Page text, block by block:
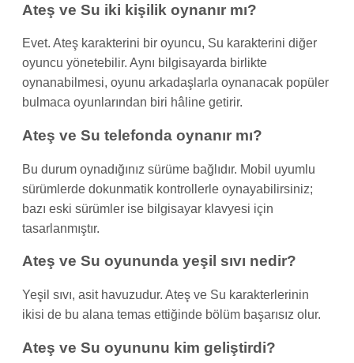
Ateş ve Su iki kişilik oynanır mı?
Evet. Ateş karakterini bir oyuncu, Su karakterini diğer
oyuncu yönetebilir. Aynı bilgisayarda birlikte
oynanabilmesi, oyunu arkadaşlarla oynanacak popüler
bulmaca oyunlarından biri hâline getirir.
Ateş ve Su telefonda oynanır mı?
Bu durum oynadığınız sürüme bağlıdır. Mobil uyumlu
sürümlerde dokunmatik kontrollerle oynayabilirsiniz;
bazı eski sürümler ise bilgisayar klavyesi için
tasarlanmıştır.
Ateş ve Su oyununda yeşil sıvı nedir?
Yeşil sıvı, asit havuzudur. Ateş ve Su karakterlerinin
ikisi de bu alana temas ettiğinde bölüm başarısız olur.
Ateş ve Su oyununu kim geliştirdi?